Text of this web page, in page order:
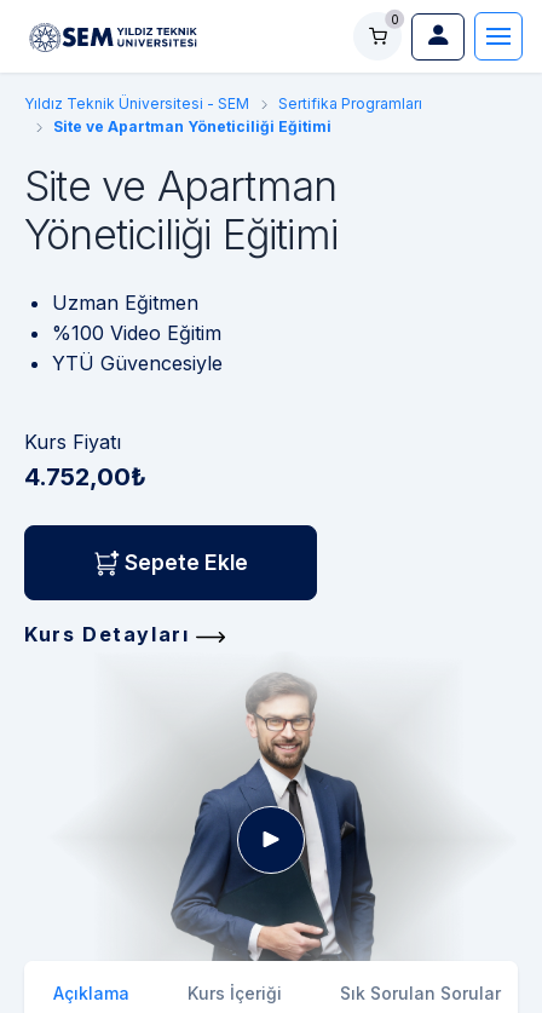
0
Yıldız Teknik Üniversitesi - SEM
Sertifika Programları
Site ve Apartman Yöneticiliği Eğitimi
Site ve Apartman
Yöneticiliği Eğitimi
Uzman Eğitmen
%100 Video Eğitim
YTÜ Güvencesiyle
Kurs Fiyatı
4.752,00₺
Sepete Ekle
Kurs Detayları
Açıklama Kurs İçeriği Sık Sorulan Sorular